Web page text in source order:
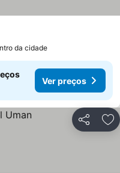
da cidade
Ver preços
Partilhar